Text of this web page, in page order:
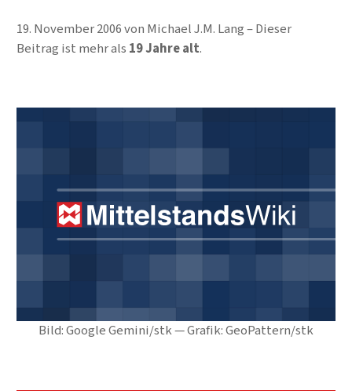
Bild: Google Gemini/stk — Grafik: GeoPattern/stk
19. November 2006von Michael J.M. Lang
Dieser
Beitrag ist mehr als 19 Jahre alt.